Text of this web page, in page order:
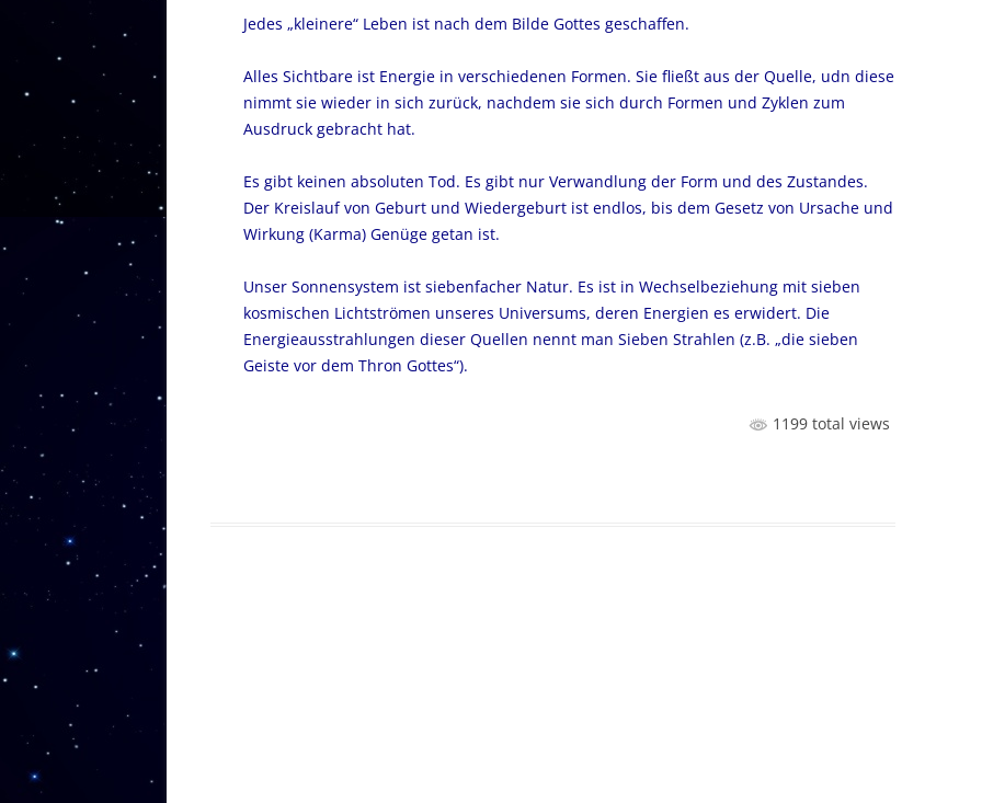
Jedes „kleinere“ Leben ist nach dem Bilde Gottes geschaffen.
Alles Sichtbare ist Energie in verschiedenen Formen. Sie fließt aus der Quelle, udn diese
nimmt sie wieder in sich zurück, nachdem sie sich durch Formen und Zyklen zum
Ausdruck gebracht hat.
Es gibt keinen absoluten Tod. Es gibt nur Verwandlung der Form und des Zustandes.
Der Kreislauf von Geburt und Wiedergeburt ist endlos, bis dem Gesetz von Ursache und
Wirkung (Karma) Genüge getan ist.
Unser Sonnensystem ist siebenfacher Natur. Es ist in Wechselbeziehung mit sieben
kosmischen Lichtströmen unseres Universums, deren Energien es erwidert. Die
Energieausstrahlungen dieser Quellen nennt man Sieben Strahlen (z.B. „die sieben
Geiste vor dem Thron Gottes“).
1199 total views